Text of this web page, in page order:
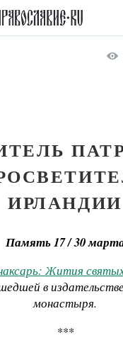
ИРЛАНДИИ
Память 17 / 30
Жития
в
монастыря.
***